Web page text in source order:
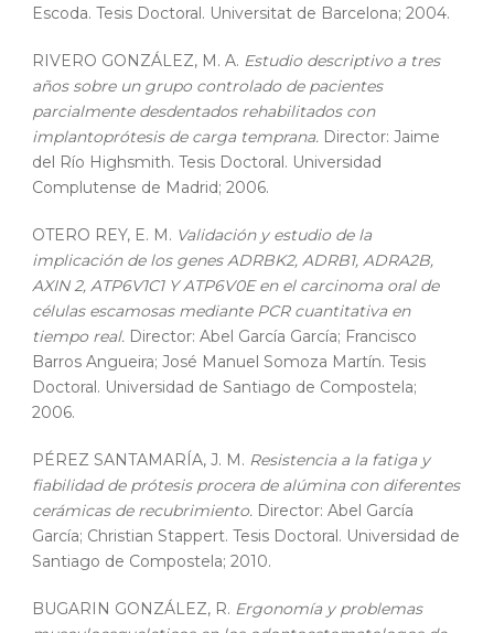
Escoda. Tesis Doctoral. Universitat de Barcelona; 2004.
RIVERO GONZÁLEZ, M. A. Estudio descriptivo a tres
años sobre un grupo controlado de pacientes
parcialmente desdentados rehabilitados con
implantoprótesis de carga temprana. Director: Jaime
del Río Highsmith. Tesis Doctoral. Universidad
Complutense de Madrid; 2006.
OTERO REY, E. M. Validación y estudio de la
implicación de los genes ADRBK2, ADRB1, ADRA2B,
AXIN 2, ATP6V1C1 Y ATP6V0E en el carcinoma oral de
células escamosas mediante PCR cuantitativa en
tiempo real. Director: Abel García García; Francisco
Barros Angueira; José Manuel Somoza Martín. Tesis
Doctoral. Universidad de Santiago de Compostela;
2006.
PÉREZ SANTAMARÍA, J. M. Resistencia a la fatiga y
fiabilidad de prótesis procera de alúmina con diferentes
cerámicas de recubrimiento. Director: Abel García
García; Christian Stappert. Tesis Doctoral. Universidad de
Santiago de Compostela; 2010.
BUGARIN GONZÁLEZ, R. Ergonomía y problemas